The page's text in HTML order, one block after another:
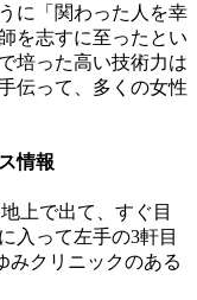
に「関わった人を幸
を志すに至ったとい
培った高い技術力は
伝って、多くの女性
情報
上で出て、すぐ目
入って左手の3軒目
みクリニックのある